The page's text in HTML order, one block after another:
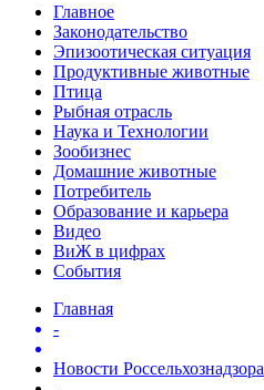
Главное
Законодательство
Эпизоотическая ситуация
Продуктивные животные
Птица
Рыбная отрасль
Наука и Технологии
Зообизнес
Домашние животные
Потребитель
Образование и карьера
Видео
ВиЖ в цифрах
События
Главная
-
Новости Россельхознадзора